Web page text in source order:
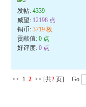
发帖:4339
威望: 12198 点
铜币:3719 枚
贡献值:0 点
好评度:0 点
<< 1 2 >> [共2 页] Go